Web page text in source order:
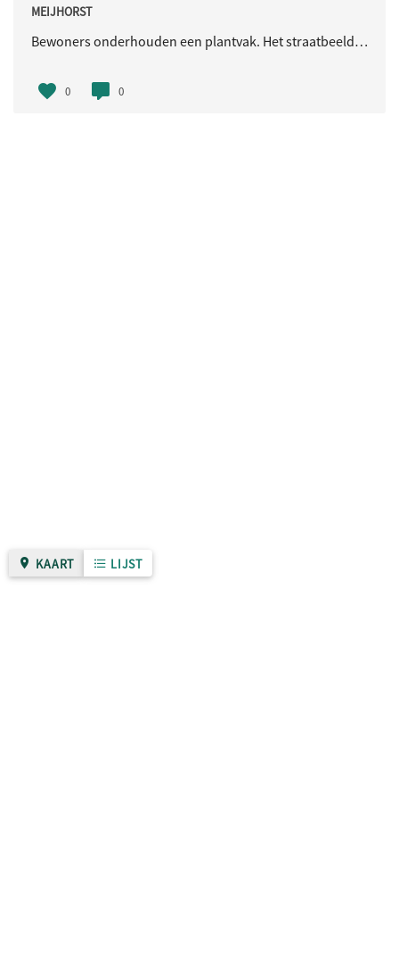
KAART LIJST
MEIJHORST
Bewoners onderhouden een plantvak. Het straatbeeld wordt hiermee verfraaid.
0 0